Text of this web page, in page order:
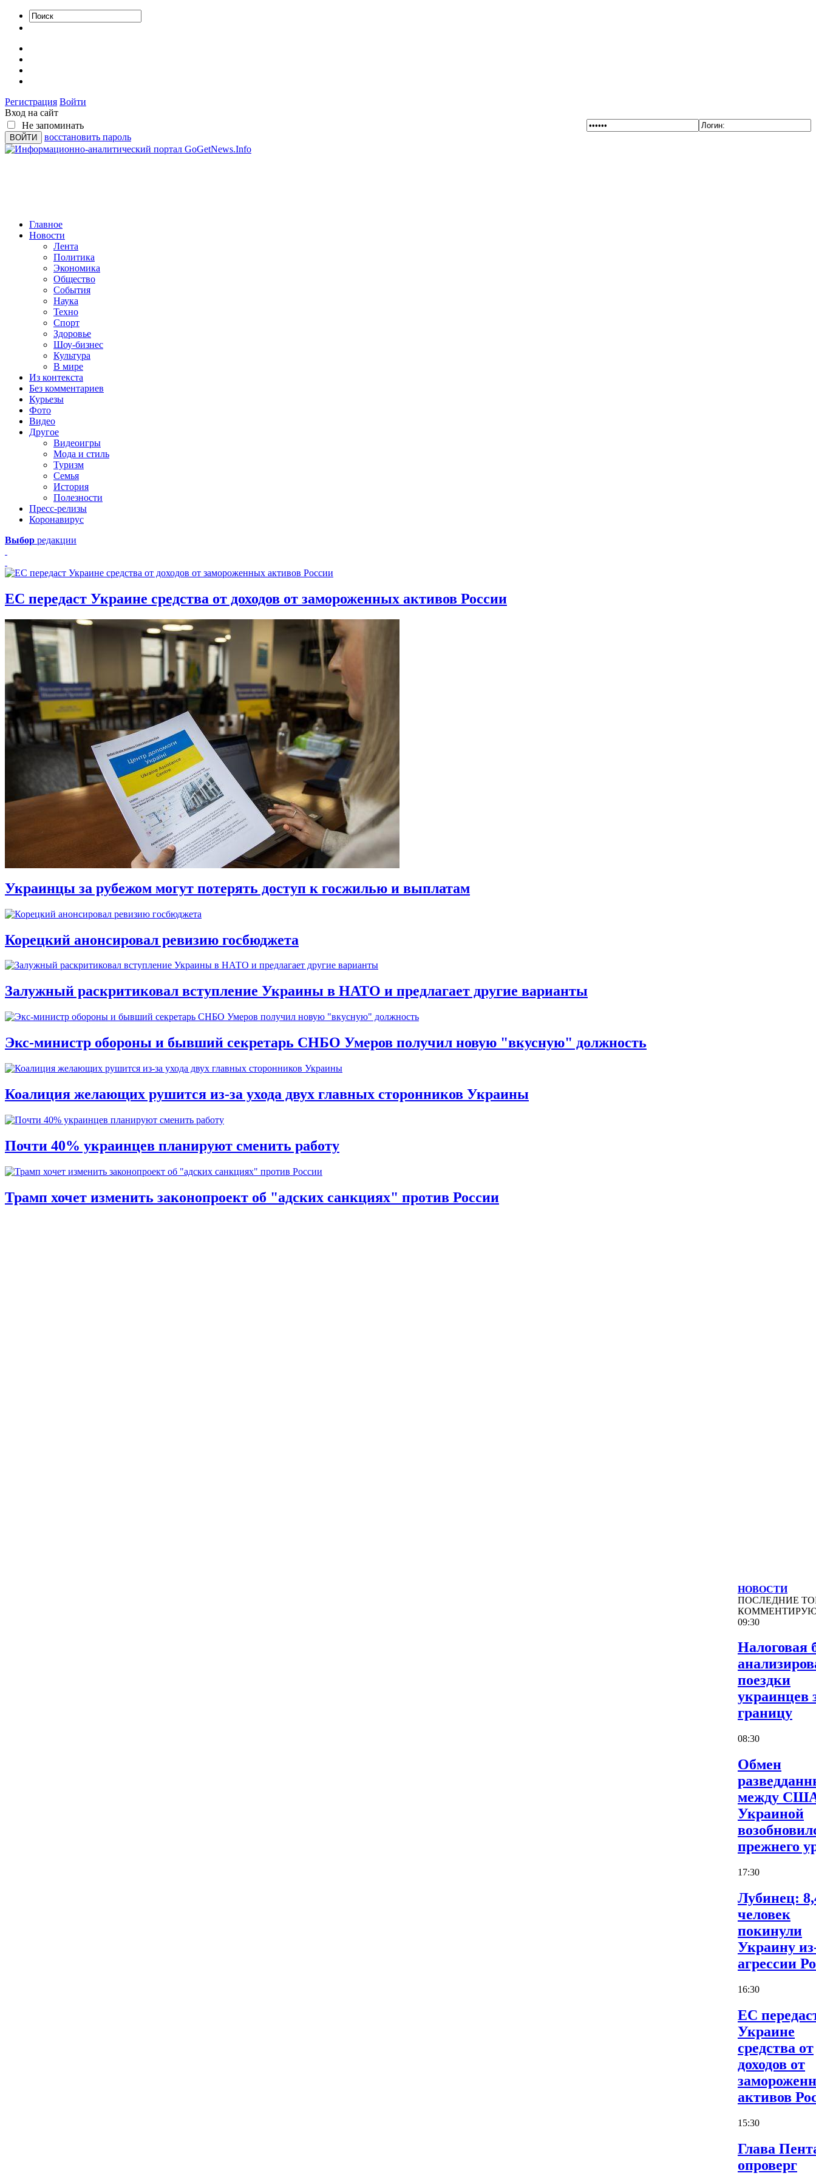
Регистрация Войти
Вход на сайт
Не запоминать
восстановить пароль
Главное
Новости
Лента
Политика
Экономика
Общество
События
Наука
Техно
Спорт
Здоровье
Шоу-бизнес
Культура
В мире
Из контекста
Без комментариев
Курьезы
Фото
Видео
Другое
Видеоигры
Мода и стиль
Туризм
Семья
История
Полезности
Пресс-релизы
Коронавирус
Выбор редакции
ЕС передаст Украине средства от доходов от замороженных активов России
Украинцы за рубежом могут потерять доступ к госжилью и выплатам
Корецкий анонсировал ревизию госбюджета
Залужный раскритиковал вступление Украины в НАТО и предлагает другие варианты
Экс-министр обороны и бывший секретарь СНБО Умеров получил новую "вкусную" должность
Коалиция желающих рушится из-за ухода двух главных сторонников Украины
Почти 40% украинцев планируют сменить работу
Трамп хочет изменить законопроект об "адских санкциях" против России
НОВОСТИ
ПОСЛЕДНИЕ
09:30
Налоговая
поездки
украинцев
границу
08:30
Обмен
между
Украиной
прежнего
17:30
Лубинец:
человек
покинули
Украину
агрессии
16:30
ЕС
Украине
средства от
доходов от
активов
15:30
Глава
опроверг